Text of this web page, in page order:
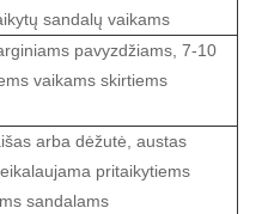
sandalų vaikams
pavyzdžiams, 7-10
vaikams skirtiems
arba dėžutė, austas
pritaikytiems
sandalams